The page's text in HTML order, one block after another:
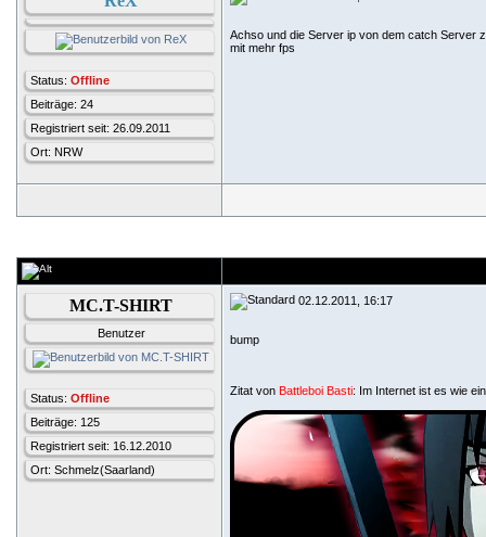
Status: Offline
Beiträge: 24
Registriert seit: 26.09.2011
Ort: NRW
Achso und die Server ip von dem catch Server
mit mehr fps
MC.T-SHIRT
Benutzer
Status: Offline
Beiträge: 125
Registriert seit: 16.12.2010
Ort: Schmelz(Saarland)
02.12.2011, 16:17
bump
Zitat von Battleboi Basti: Im Internet ist es wie